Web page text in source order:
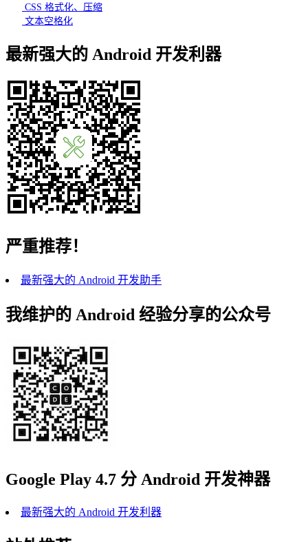
CSS 格式化、压缩
文本空格化
最新强大的 Android 开发利器
严重推荐！
最新强大的 Android 开发助手
我维护的 Android 经验分享的公众号
Google Play 4.7 分 Android 开发神器
最新强大的 Android 开发利器